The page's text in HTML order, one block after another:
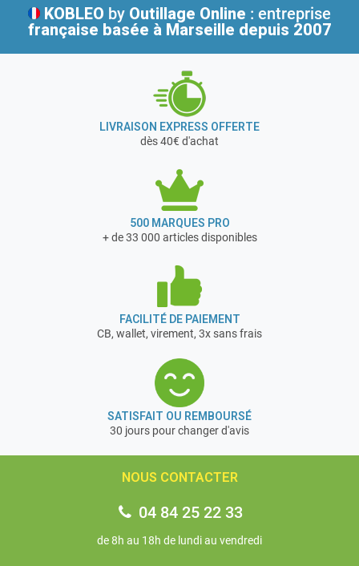
C’est un gage de qualité et de fiabilité du matériel »
KOBLEO by Outillage Online : entreprise
française basée à Marseille depuis 2007
LIVRAISON EXPRESS OFFERTE
dès 40€ d'achat
500 MARQUES PRO
+ de 33 000 articles disponibles
FACILITÉ DE PAIEMENT
CB, wallet, virement, 3x sans frais
SATISFAIT OU REMBOURSÉ
30 jours pour changer d'avis
NOUS CONTACTER
04 84 25 22 33
de 8h au 18h de lundi au vendredi